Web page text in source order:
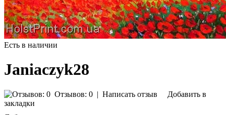
Есть в наличии
Janiaczyk28
Отзывов: 0 | Написать отзыв
Добавить в
закладки